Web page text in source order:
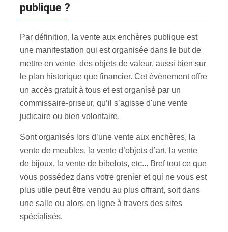
publique ?
Par définition, la vente aux enchères publique est
une manifestation qui est organisée dans le but de
mettre en vente des objets de valeur, aussi bien sur
le plan historique que financier. Cet évènement offre
un accès gratuit à tous et est organisé par un
commissaire-priseur, qu’il s’agisse d'une vente
judicaire ou bien volontaire.
Sont organisés lors d’une vente aux enchères, la
vente de meubles, la vente d’objets d’art, la vente
de bijoux, la vente de bibelots, etc... Bref tout ce que
vous possédez dans votre grenier et qui ne vous est
plus utile peut être vendu au plus offrant, soit dans
une salle ou alors en ligne à travers des sites
spécialisés.